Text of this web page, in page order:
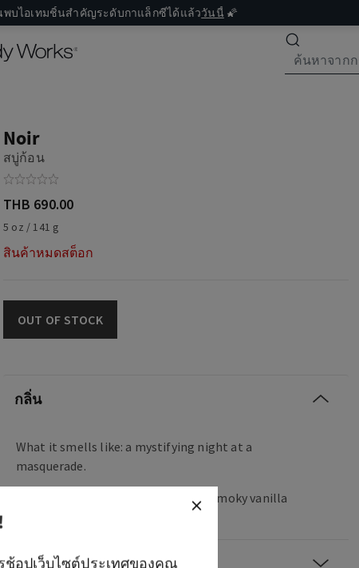
พบไอเทมชิ้นสำคัญระดับกาแล็กซีได้แล้ววันนี้ 🌠
Noir
สบู่ก้อน
THB 690.00
5 oz / 141 g
สินค้าหมดสต็อก
OUT OF STOCK
กลิ่น
What it smells like: a mystifying night at a
masquerade.
Fragrance notes: black cardamom, smoky vanilla
ภาพรวม
!
ช้อปเว็บไซต์ประเทศของคุณ